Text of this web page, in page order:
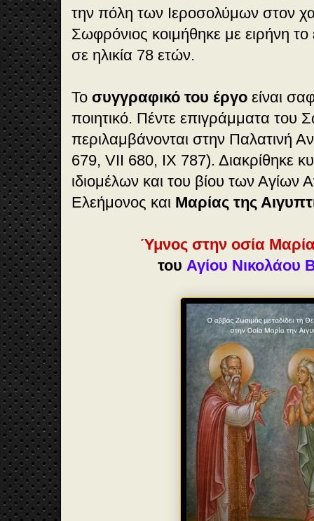
την πόλη των Ιεροσολύμων στον
Σωφρόνιος κοιμήθηκε με ειρήνη
σε ηλικία 78 ετών.
Το συγγραφικό του έργο είναι
ποιητικό. Πέντε επιγράμματα του
περιλαμβάνονται στην Παλατινή
679, VII 680, ΙΧ 787). Διακρίθηκε
ιδιομέλων και του βίου των
Ελεήμονος και Μαρίας της
Ύμνος στην οσία
τουΑγίου Νικολάου